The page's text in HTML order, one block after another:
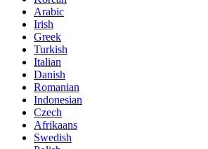
Arabic
Irish
Greek
Turkish
Italian
Danish
Romanian
Indonesian
Czech
Afrikaans
Swedish